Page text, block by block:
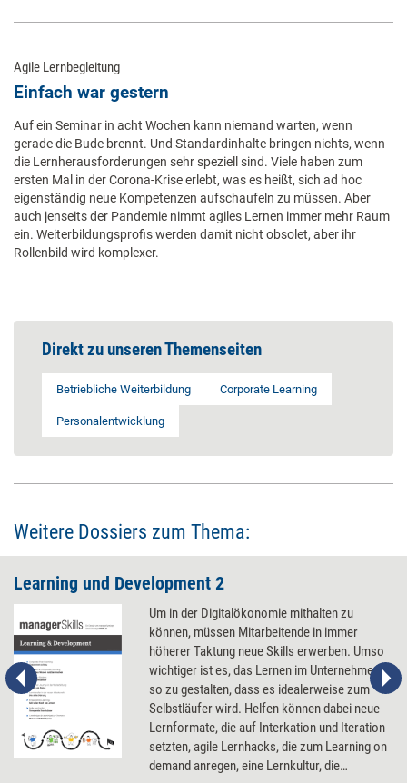
Agile Lernbegleitung
Einfach war gestern
Auf ein Seminar in acht Wochen kann niemand warten, wenn
gerade die Bude brennt. Und Standardinhalte bringen nichts, wenn
die Lernherausforderungen sehr speziell sind. Viele haben zum
ersten Mal in der Corona-Krise erlebt, was es heißt, sich ad hoc
eigenständig neue Kompetenzen aufschaufeln zu müssen. Aber
auch jenseits der Pandemie nimmt agiles Lernen immer mehr Raum
ein. Weiterbildungsprofis werden damit nicht obsolet, aber ihr
Rollenbild wird komplexer.
Direkt zu unseren Themenseiten
Betriebliche Weiterbildung Corporate Learning
Personalentwicklung
Weitere Dossiers zum Thema:
Learning und Development 2
Um in der Digitalökonomie mithalten zu
können, müssen Mitarbeitende in immer
höherer Taktung neue Skills erwerben. Umso
wichtiger ist es, das Lernen im Unternehmen
so zu gestalten, dass es idealerweise zum
Selbstläufer wird. Helfen können dabei neue
Lernformate, die auf Interkation und Iteration
setzten, agile Lernhacks, die zum Learning on
demand anregen, eine Lernkultur, die